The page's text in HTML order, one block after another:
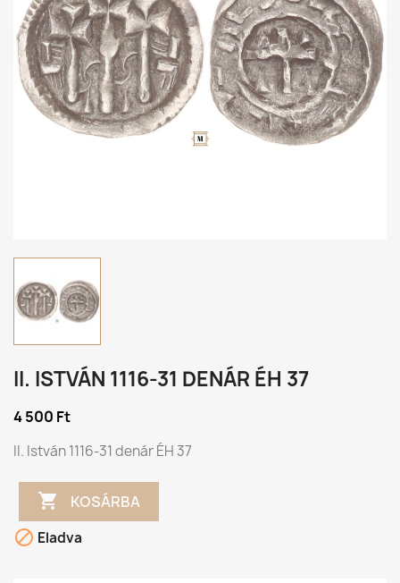
II. ISTVÁN 1116-31 DENÁR ÉH 37
4 500 Ft
II. István 1116-31 denár ÉH 37
 KOSÁRBA
 Eladva